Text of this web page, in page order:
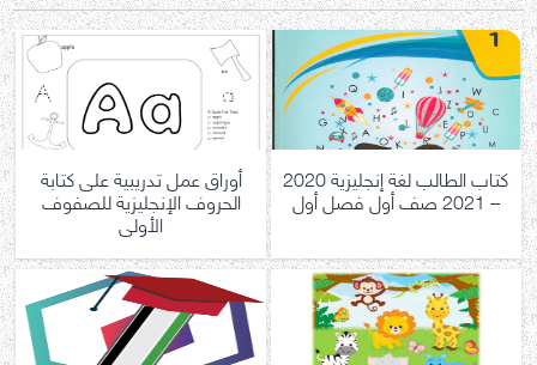
كتاب الطالب لغة إنجليزية 2020
– 2021 صف أول فصل أول
أوراق عمل تدريبية على كتابة
الحروف الإنجليزية للصفوف
الأولى